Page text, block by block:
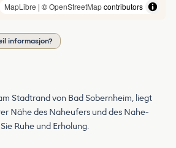
MapLibre | ©OpenStreetMapcontributors
informasjon?
Stadtrand von Bad Sobernheim, liegt
Nähe des Naheufers und des Nahe-
Ruhe und Erholung.